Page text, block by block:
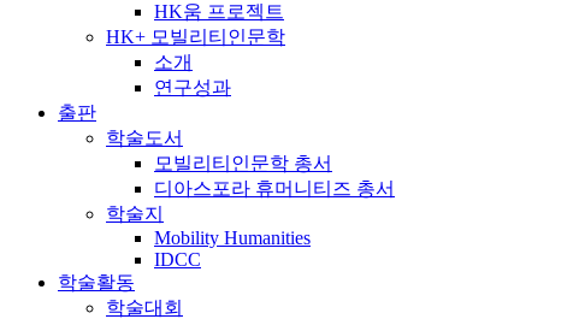
HK움 프로젝트
HK+ 모빌리티인문학
소개
연구성과
출판
학술도서
모빌리티인문학 총서
디아스포라 휴머니티즈 총서
학술지
Mobility Humanities
IDCC
학술활동
학술대회